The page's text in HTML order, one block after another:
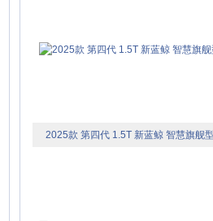
2025款 第四代 1.5T 新蓝鲸 智慧旗舰